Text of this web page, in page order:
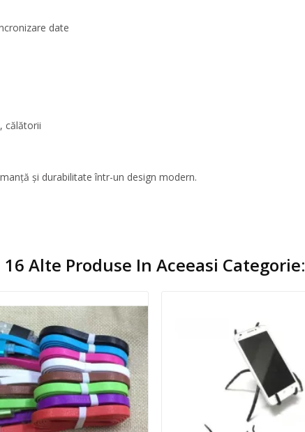
date
călătorii
și durabilitate într-un design modern.
16 Alte Produse In Aceeasi Categorie: